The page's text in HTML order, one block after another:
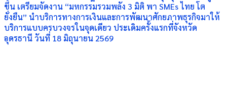
ขึ้น เตรียมจัดงาน “มหกรรมรวมพลัง 3 มิติ พา SMEs ไทย โต
ยั่งยืน” นำบริการทางการเงินและการพัฒนาศักยภาพธุรกิจมาให้
บริการแบบครบวงจรในจุดเดียว ประเดิมครั้งแรกที่จังหวัด
อุดรธานี วันที่ 18 มิถุนายน 2569